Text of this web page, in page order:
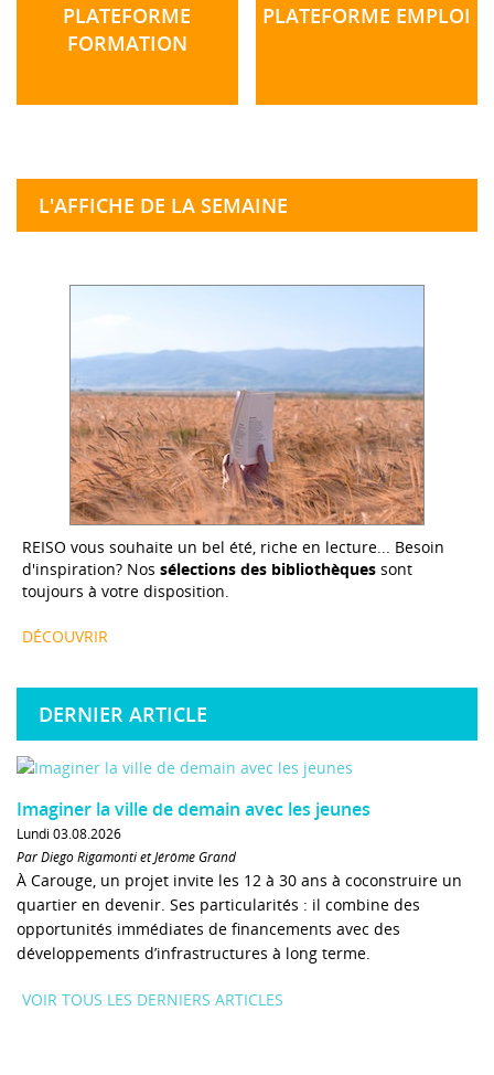
PLATEFORME
FORMATION
PLATEFORME EMPLOI
L'AFFICHE DE LA SEMAINE
REISO vous souhaite un bel été, riche en lecture... Besoin
d'inspiration? Nos sélections des bibliothèques sont
toujours à votre disposition.
DÉCOUVRIR
DERNIER ARTICLE
Imaginer la ville de demain avec les jeunes
Lundi 03.08.2026
Par Diego Rigamonti et Jérôme Grand
À Carouge, un projet invite les 12 à 30 ans à coconstruire un
quartier en devenir. Ses particularités : il combine des
opportunités immédiates de financements avec des
développements d’infrastructures à long terme.
VOIR TOUS LES DERNIERS ARTICLES